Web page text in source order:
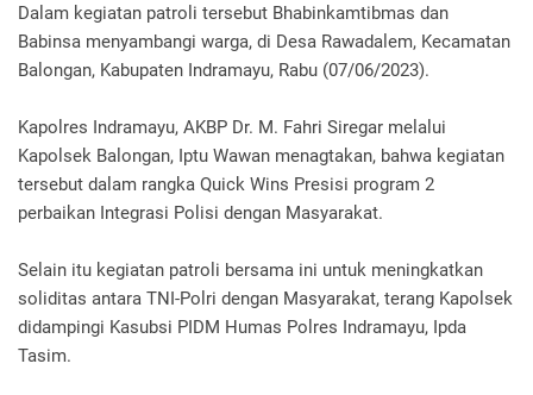
Dalam kegiatan patroli tersebut Bhabinkamtibmas dan
Babinsa menyambangi warga, di Desa Rawadalem, Kecamatan
Balongan, Kabupaten Indramayu, Rabu (07/06/2023).
Kapolres Indramayu, AKBP Dr. M. Fahri Siregar melalui
Kapolsek Balongan, Iptu Wawan menagtakan, bahwa kegiatan
tersebut dalam rangka Quick Wins Presisi program 2
perbaikan Integrasi Polisi dengan Masyarakat.
Selain itu kegiatan patroli bersama ini untuk meningkatkan
soliditas antara TNI-Polri dengan Masyarakat, terang Kapolsek
didampingi Kasubsi PIDM Humas Polres Indramayu, Ipda
Tasim.